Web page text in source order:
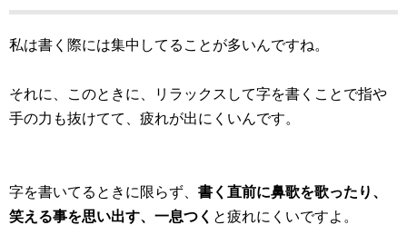
私は書く際には集中してることが多いんですね。
それに、このときに、リラックスして字を書くことで指や
手の力も抜けてて、疲れが出にくいんです。
字を書いてるときに限らず、 書く直前に鼻歌を歌ったり、
笑える事を思い出す、一息つく と疲れにくいですよ。